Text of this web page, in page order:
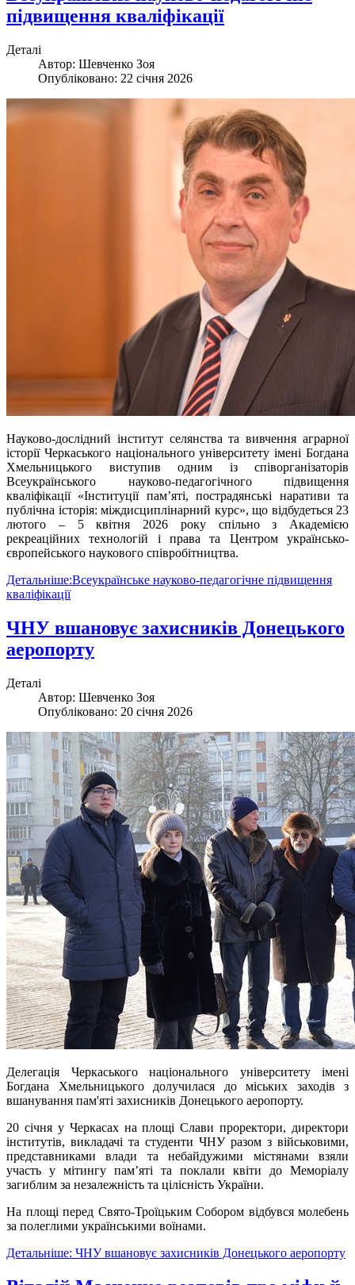
підвищення кваліфікації
Деталі
Автор: Шевченко Зоя
Опубліковано: 22 січня 2026
Науково-дослідний інститут селянства та вивчення аграрної
історії Черкаського національного університету імені Богдана
Хмельницького виступив одним із співорганізаторів
Всеукраїнського науково-педагогічного підвищення
кваліфікації «Інституції пам’яті, пострадянські наративи та
публічна історія: міждисциплінарний курс», що відбудеться 23
лютого – 5 квітня 2026 року спільно з Академією
рекреаційних технологій і права та Центром українсько-
європейського наукового співробітництва.
Детальніше:Всеукраїнське науково-педагогічне підвищення
кваліфікації
ЧНУ вшановує захисників Донецького
аеропорту
Деталі
Автор: Шевченко Зоя
Опубліковано: 20 січня 2026
Делегація Черкаського національного університету імені
Богдана Хмельницького долучилася до міських заходів з
вшанування пам'яті захисників Донецького аеропорту.
20 січня у Черкасах на площі Слави проректори, директори
інститутів, викладачі та студенти ЧНУ разом з військовими,
представниками влади та небайдужими містянами взяли
участь у мітингу пам’яті та поклали квіти до Меморіалу
загиблим за незалежність та цілісність України.
На площі перед Свято-Троїцьким Собором відбувся молебень
за полеглими українськими воїнами.
Детальніше: ЧНУ вшановує захисників Донецького аеропорту